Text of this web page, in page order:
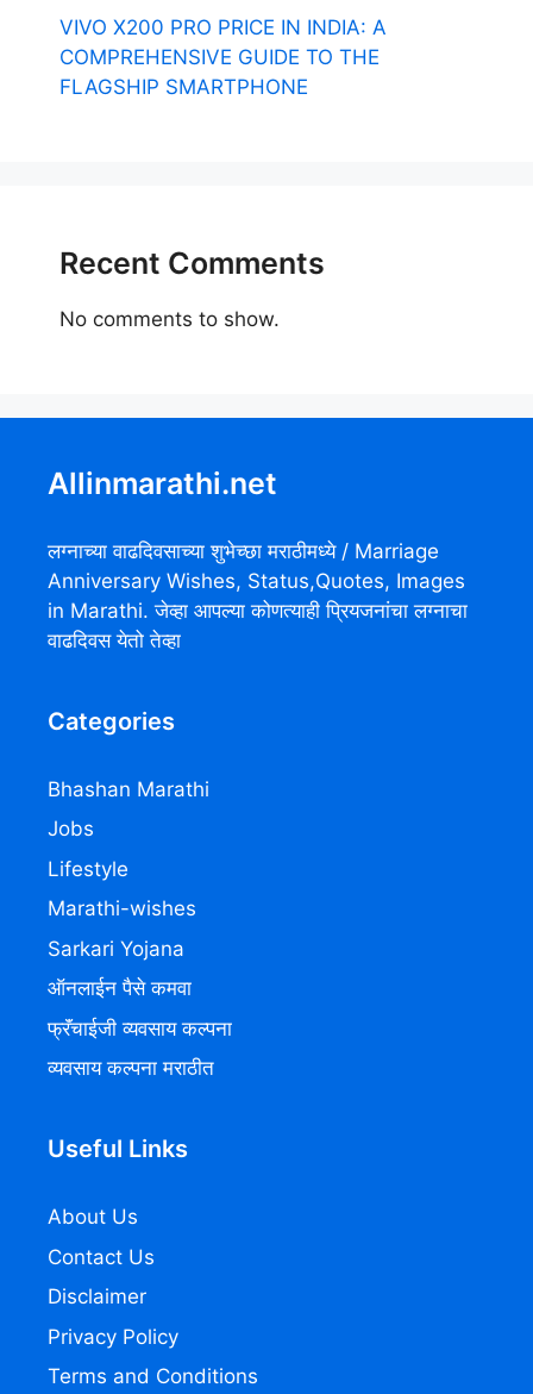
VIVO X200 PRO PRICE IN INDIA: A
COMPREHENSIVE GUIDE TO THE
FLAGSHIP SMARTPHONE
Recent Comments
No comments to show.
Allinmarathi.net
लग्नाच्या वाढदिवसाच्या शुभेच्छा मराठीमध्ये / Marriage
Anniversary Wishes, Status,Quotes, Images
in Marathi. जेव्हा आपल्या कोणत्याही प्रियजनांचा लग्नाचा
वाढदिवस येतो तेव्हा
Categories
Bhashan Marathi
Jobs
Lifestyle
Marathi-wishes
Sarkari Yojana
ऑनलाईन पैसे कमवा
फ्रॅंचाईजी व्यवसाय कल्पना
व्यवसाय कल्पना मराठीत
Useful Links
About Us
Contact Us
Disclaimer
Privacy Policy
Terms and Conditions